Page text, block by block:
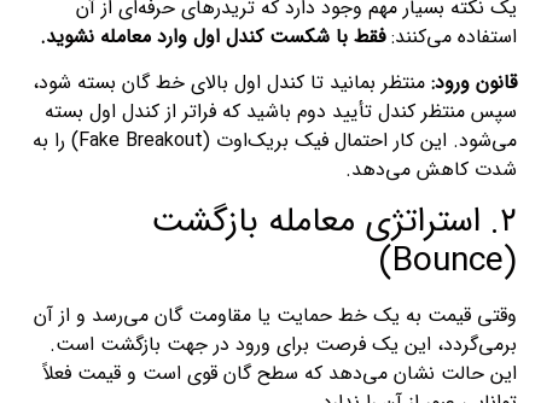
یک نکته بسیار مهم وجود دارد که تریدرهای حرفه‌ای از آن
استفاده می‌کنند:فقط با شکست کندل اول وارد معامله نشوید.
قانون ورود: منتظر بمانید تا کندل اول بالای خط گان بسته شود،
سپس منتظر کندل تأیید دوم باشید که فراتر از کندل اول بسته
می‌شود. این کار احتمال فیک بریک‌اوت (Fake Breakout) را به
شدت کاهش می‌دهد.
۲. استراتژی معامله بازگشت
(Bounce)
وقتی قیمت به یک خط حمایت یا مقاومت گان می‌رسد و از آن
برمی‌گردد، این یک فرصت برای ورود در جهت بازگشت است.
این حالت نشان می‌دهد که سطح گان قوی است و قیمت فعلاً